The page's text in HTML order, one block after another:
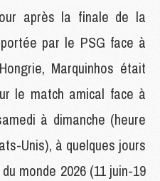
après la finale de la
par le PSG face à
Marquinhos était
le match amical face à
à dimanche (heure
Unis), à quelques jours
monde 2026 (11 juin-19